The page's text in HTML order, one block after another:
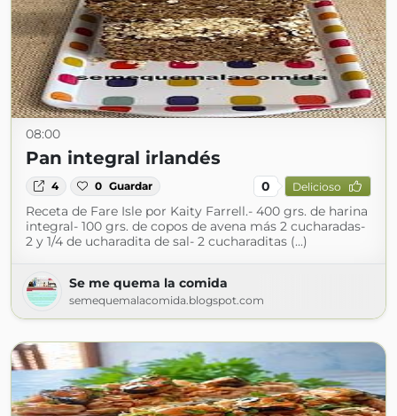
08:00
Pan integral irlandés
4 0 Guardar 0 Delicioso
Receta de Fare Isle por Kaity Farrell.- 400 grs. de harina
integral- 100 grs. de copos de avena más 2 cucharadas-
2 y 1/4 de ucharadita de sal- 2 cucharaditas (...)
Se me quema la comida
semequemalacomida.blogspot.com